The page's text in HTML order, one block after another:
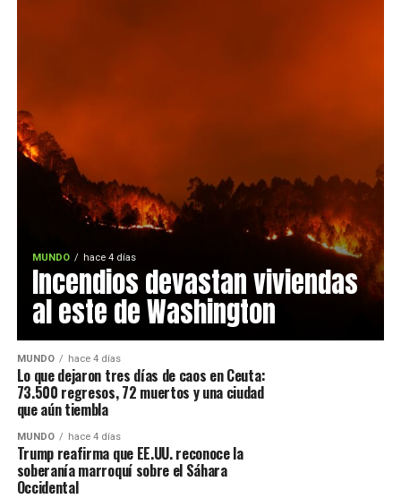
MUNDO hace 4 días
Incendios devastan viviendas
al este de Washington
MUNDO hace 4 días
Lo que dejaron tres días de caos en Ceuta:
73.500 regresos, 72 muertos y una ciudad
que aún tiembla
MUNDO hace 4 días
Trump reafirma que EE.UU. reconoce la
soberanía marroquí sobre el Sáhara
Occidental